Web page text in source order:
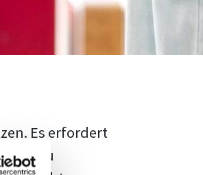
Es erfordert
zu